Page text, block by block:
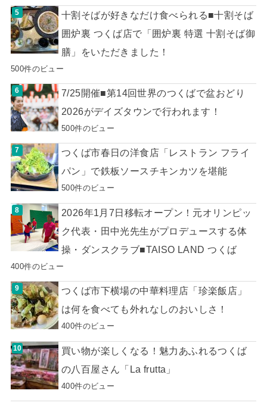
十割そばが好きなだけ食べられる■十割そば
囲炉裏 つくば店で「囲炉裏 特選 十割そば御
膳」をいただきました！
500件のビュー
7/25開催■第14回世界のつくばで盆おどり
2026がデイズタウンで行われます！
500件のビュー
つくば市春日の洋食店「レストラン フライ
パン」で鉄板ソースチキンカツを堪能
500件のビュー
2026年1月7日移転オープン！元オリンピッ
ク代表・田中光先生がプロデュースする体
操・ダンスクラブ■TAISO LAND つくば
400件のビュー
つくば市下横場の中華料理店「珍楽飯店」
は何を食べても外れなしのおいしさ！
400件のビュー
買い物が楽しくなる！魅力あふれるつくば
の八百屋さん「La frutta」
400件のビュー